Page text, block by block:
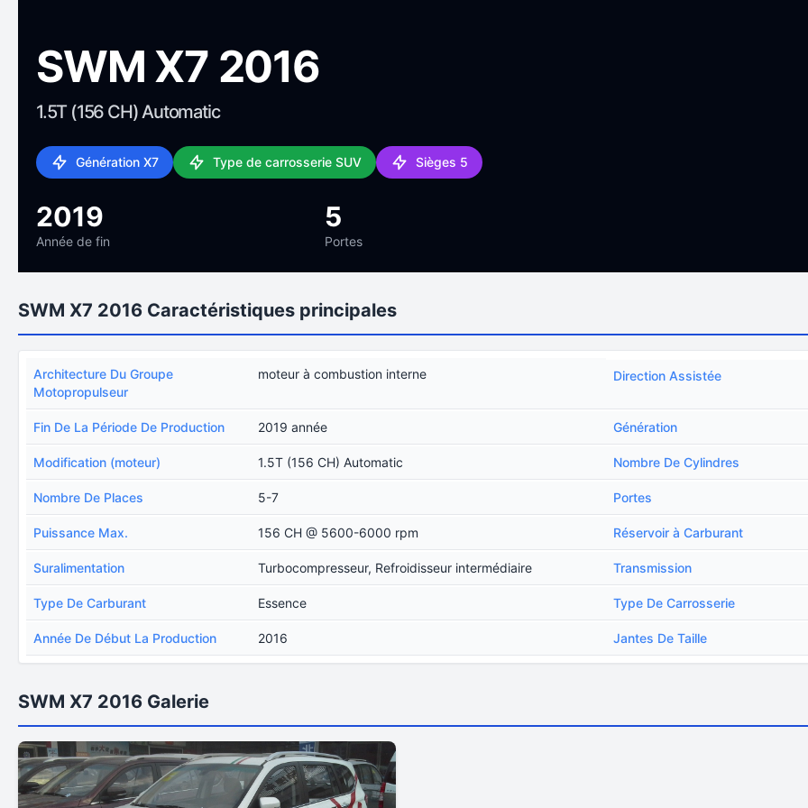
SWM X7 2016
1.5T (156 CH) Automatic
Génération X7 Type de carrosserie SUV Sièges 5
2019
Année de fin
5
Portes
SWM X7 2016 Caractéristiques principales
Architecture Du Groupe
Motopropulseur
moteur à combustion interne Direction Assistée
Fin De La Période De Production 2019 année Génération
Modification (moteur) 1.5T (156 CH) Automatic Nombre De Cylindres
Nombre De Places 5-7 Portes
Puissance Max. 156 CH @ 5600-6000 rpm Réservoir à Carburant
Suralimentation Turbocompresseur, Refroidisseur intermédiaire Transmission
Type De Carburant Essence Type De Carrosserie
Année De Début La Production 2016 Jantes De Taille
SWM X7 2016 Galerie